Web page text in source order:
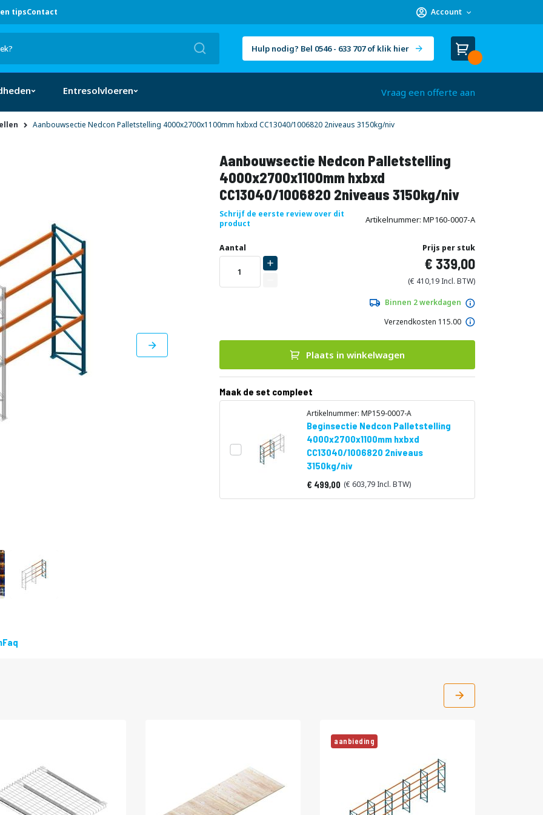
tipsContact Account
Hulp nodig? Bel 0546 - 633 707 of klik hier
Winkelwagen
Cart
Entresolvloeren Vraag een offerte aan
Aanbouwsectie Nedcon Palletstelling 4000x2700x1100mm hxbxd CC13040/1006820 2niveaus 3150kg/niv
Aanbouwsectie Nedcon Palletstelling
4000x2700x1100mm hxbxd
CC13040/1006820 2niveaus 3150kg/niv
Schrijf de eerste review over dit
product
Artikelnummer MP160-0007-A
Uw
aanpassing
DIRECT
LEVERBAAR
Aantal Prijs per stuk
339,00
410,19
Binnen 2 werkdagen
Verzendkosten 115.00
Plaats in winkelwagen
Maak de set compleet
Artikelnummer: MP159-0007-A
Beginsectie Nedcon Palletstelling
4000x2700x1100mm hxbxd
CC13040/1006820 2niveaus
3150kg/niv
Vanaf
499,00 603,79
Faq
aanbieding